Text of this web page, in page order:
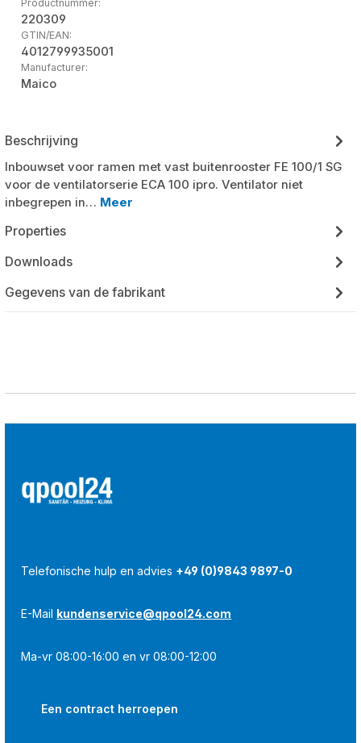
Productnummer:
220309
GTIN/EAN:
4012799935001
Manufacturer:
Maico
Beschrijving
Inbouwset voor ramen met vast buitenrooster FE 100/1 SG
voor de ventilatorserie ECA 100 ipro. Ventilator niet
inbegrepen in… Meer
Properties
Downloads
Gegevens van de fabrikant
Telefonische hulp en advies +49 (0)9843 9897-0
E-Mail kundenservice@qpool24.com
Ma-vr 08:00-16:00 en vr 08:00-12:00
Een contract herroepen